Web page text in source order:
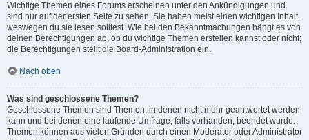
Wichtige Themen eines Forums erscheinen unter den Ankündigungen und
sind nur auf der ersten Seite zu sehen. Sie haben meist einen wichtigen Inhalt,
weswegen du sie lesen solltest. Wie bei den Bekanntmachungen hängt es von
deinen Berechtigungen ab, ob du wichtige Themen erstellen kannst oder nicht;
die Berechtigungen stellt die Board-Administration ein.
Nach oben
Was sind geschlossene Themen?
Geschlossene Themen sind Themen, in denen nicht mehr geantwortet werden
kann und bei denen eine laufende Umfrage, falls vorhanden, beendet wurde.
Themen können aus vielen Gründen durch einen Moderator oder Administrator